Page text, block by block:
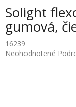
Solight
gumová,
16239
Priemerné
Neohodnotené